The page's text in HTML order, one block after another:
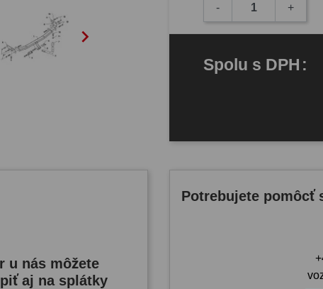

- +
Spolu s DPH:
u nás môžete
aj na splátky
Potrebujete pomôcť